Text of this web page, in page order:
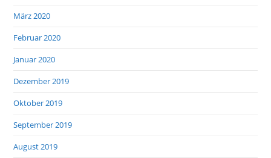
März 2020
Februar 2020
Januar 2020
Dezember 2019
Oktober 2019
September 2019
August 2019